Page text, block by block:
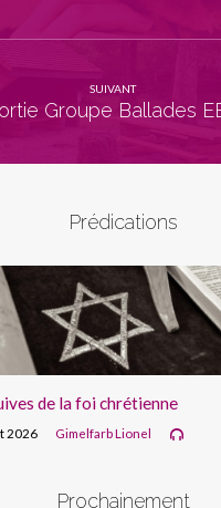
SUIVANT
Groupe Ballades
Prédications
de la foi chrétienne
2026 Gimelfarb Lionel
Prochainement